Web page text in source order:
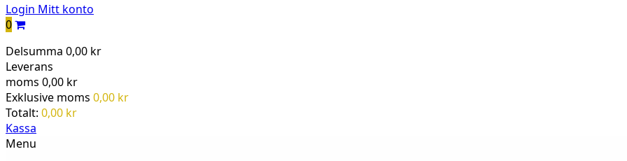
Login Mitt konto
0
Delsumma 0,00 kr
Leverans
moms 0,00 kr
Exklusive moms 0,00 kr
Totalt: 0,00 kr
Kassa
Menu